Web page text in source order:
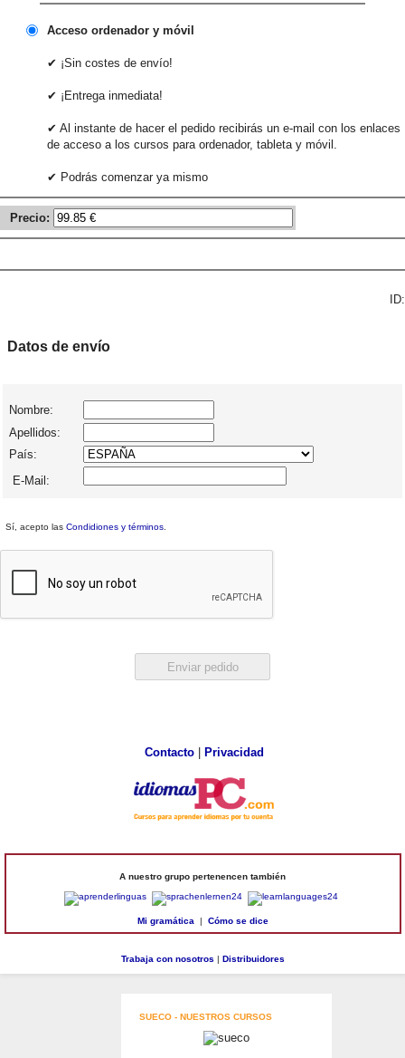
Acceso ordenador y móvil
✔ ¡Sin costes de envío!
✔ ¡Entrega inmediata!
✔ Al instante de hacer el pedido recibirás un e-mail con los enlaces
de acceso a los cursos para ordenador, tableta y móvil.
✔ Podrás comenzar ya mismo
Precio:
ID:
Datos de envío
Nombre:
Apellidos:
País:
E-Mail:
Sí, acepto las Condidiones y términos.
Contacto| Privacidad
A nuestro grupo pertenencen también
Mi gramática| Cómo se dice
Trabaja con nosotros Distribuidores
SUECO - NUESTROS CURSOS